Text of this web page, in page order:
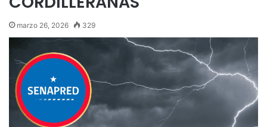
marzo 26, 2026 329